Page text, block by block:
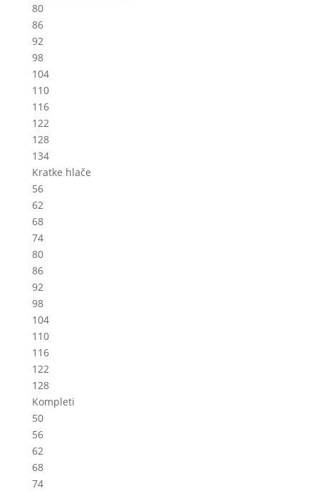
80
86
92
98
104
110
116
122
128
134
Kratke hlače
56
62
68
74
80
86
92
98
104
110
116
122
128
Kompleti
50
56
62
68
74